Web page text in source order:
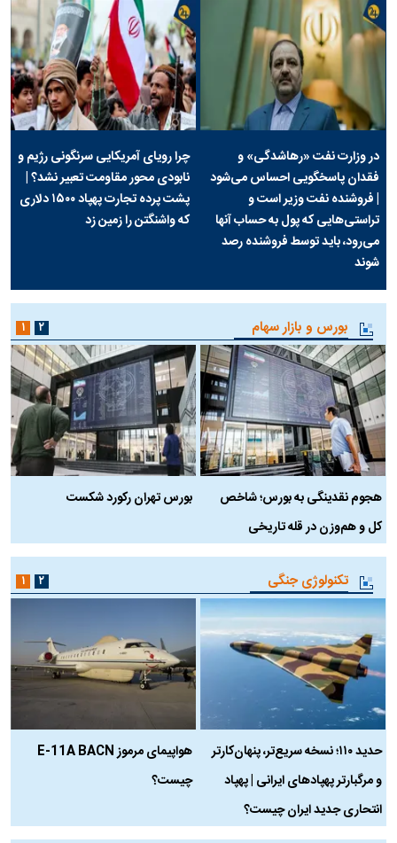
در وزارت نفت «رهاشدگی» و
فقدان پاسخگویی احساس می‌شود
| فروشنده نفت وزیر است و
تراستی‌هایی که پول به حساب آنها
می‌رود، باید توسط فروشنده رصد
شوند
چرا رویای آمریکایی سرنگونی رژیم و
نابودی محور مقاومت تعبیر نشد؟ |
پشت پرده تجارت پهپاد‌ ۱۵۰۰ دلاری
که واشنگتن را زمین زد
بورس و بازار سهام
هجوم نقدینگی به بورس؛ شاخص
کل و هم‌وزن در قله تاریخی
بورس تهران رکورد شکست
۱ ۲
تکنولوژی جنگی
حدید ۱۱۰؛ نسخه سریع‌تر، پنهان‌کارتر
و مرگبارتر پهپادهای ایرانی | پهپاد
انتحاری جدید ایران چیست؟
هواپیمای مرموز E-11A BACN
چیست؟
۱ ۲